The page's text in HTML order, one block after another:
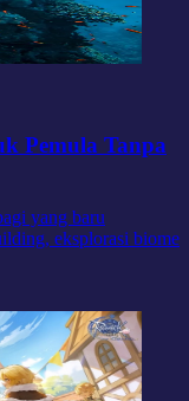
Pemula Tanpa
yang baru
eksplorasi biome